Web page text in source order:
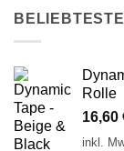
BELIEBTESTE
Rolle
16,60
inkl.